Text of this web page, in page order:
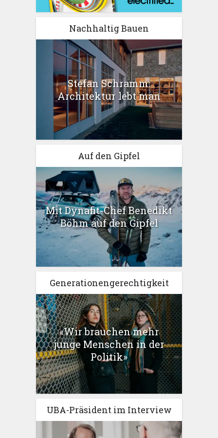
Nachhaltig Bauen
Stefan Schramm:
Architektur lebt man
Auf den Gipfel
Mit Dynafit-Chef Benedikt
Böhm auf den Gipfel
Generationengerechtigkeit
«Wir brauchen mehr
junge Menschen in der
Politik»
UBA-Präsident im Interview